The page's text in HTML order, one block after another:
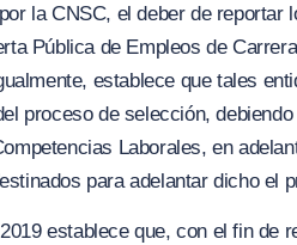
la CNSC, el deber de reportar
Pública de Empleos de
establece que tales
proceso de selección,
Laborales, en
para adelantar dicho el
establece que, con el fin de